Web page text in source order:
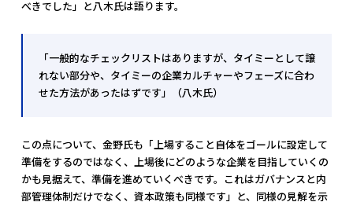
べきでした」と八木氏は語ります。
「一般的なチェックリストはありますが、タイミーとして譲
れない部分や、タイミーの企業カルチャーやフェーズに合わ
せた方法があったはずです」（八木氏）
この点について、金野氏も「上場すること自体をゴールに設定して
準備をするのではなく、上場後にどのような企業を目指していくの
かも見据えて、準備を進めていくべきです。これはガバナンスと内
部管理体制だけでなく、資本政策も同様です」と、同様の見解を示